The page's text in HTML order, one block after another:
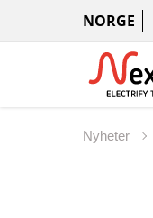
NORGE
Nyheter